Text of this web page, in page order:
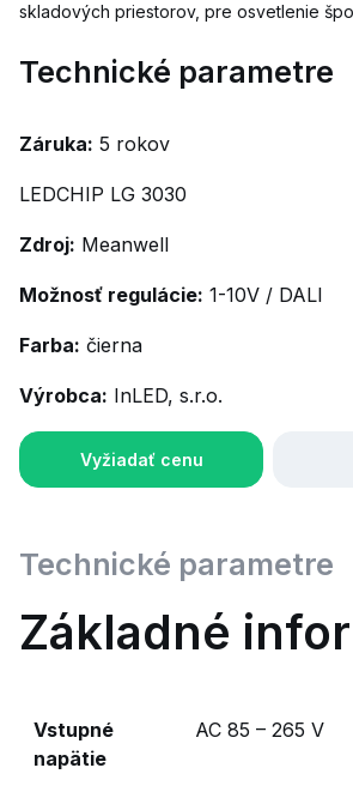
skladových priestorov, pre osvetlenie
Technické parametre
Záruka: 5 rokov
LEDCHIP LG 3030
Zdroj: Meanwell
Možnosť regulácie: 1-10V / DALI
Farba: čierna
Výrobca: InLED, s.r.o.
Vyžiadať cenu
Technické parametre
Základné
Vstupné
napätie
AC 85 – 265 V